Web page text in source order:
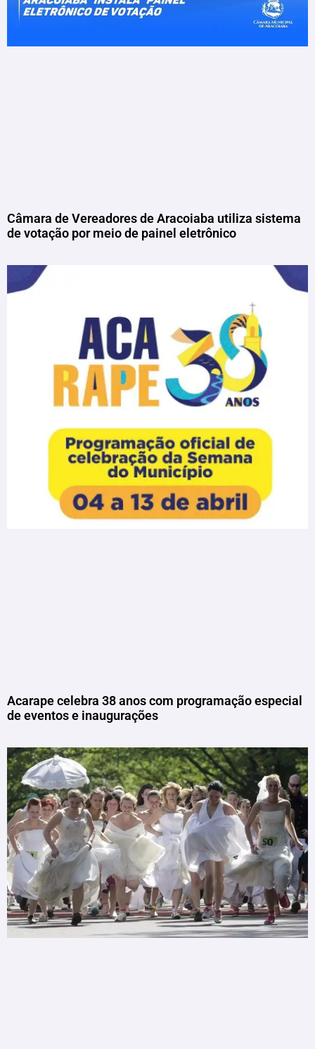
Câmara de Vereadores de Aracoiaba utiliza sistema
de votação por meio de painel eletrônico
Acarape celebra 38 anos com programação especial
de eventos e inaugurações